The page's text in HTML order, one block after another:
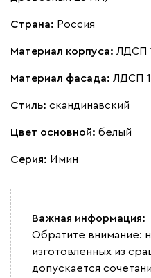
Страна: Россия
Материал корпуса: ЛДСП
Материал фасада: ЛДСП
Стиль: скандинавский
Цвет основной: белый
Серия: Имин
Важная информация:
Обратите внимание:
изготовленных из
допускается